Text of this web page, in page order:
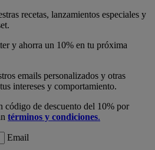
recetas, lanzamientos especiales y
y ahorra un 10% en tu próxima
emails personalizados y otras
intereses y comportamiento.
código de descuento del 10% por
términos y condiciones.
Email